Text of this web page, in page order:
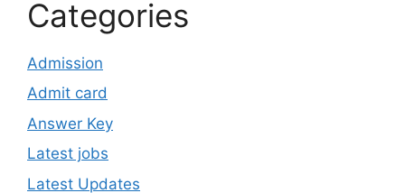
Categories
Admission
Admit card
Answer Key
Latest jobs
Latest Updates